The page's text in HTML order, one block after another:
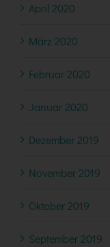
April 2020
März 2020
Februar 2020
Januar 2020
Dezember 2019
November 2019
Oktober 2019
September 2019